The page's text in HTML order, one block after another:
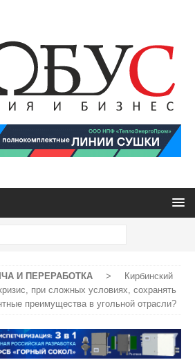
И ПЕРЕРАБОТКА >
Кирбинский
при сложных условиях, сохранять
преимущества в угольной отрасли?